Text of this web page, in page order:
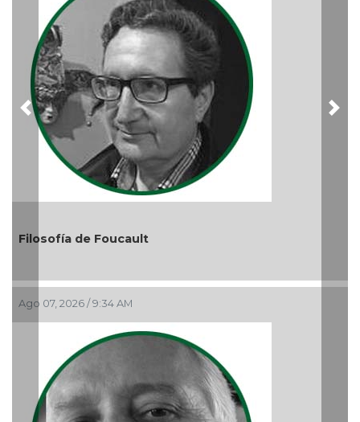
Ago 05, 2026 / 9:04 PM
El debate de la
Audiencias